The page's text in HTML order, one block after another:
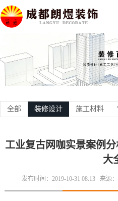
全部 装修设计 施工材料
工业复古网咖实景案例
大
发布时间：2019-10-31 08:13 来源